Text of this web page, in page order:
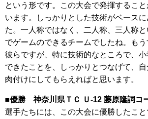
という形です。この大会で発揮するこ
います。しっかりとした技術がベース
た。一人称ではなく、二人称、三人称
でゲームのできるチームでしたね。も
彼らですが、特に技術的なところで、
できたことを、しっかりとつなげて、
肉付けにしてもらえればと思います。
■優勝 神奈川県ＴＣ Ｕ-12 藤原隆詞コ
選手たちには、この大会に優勝したこ